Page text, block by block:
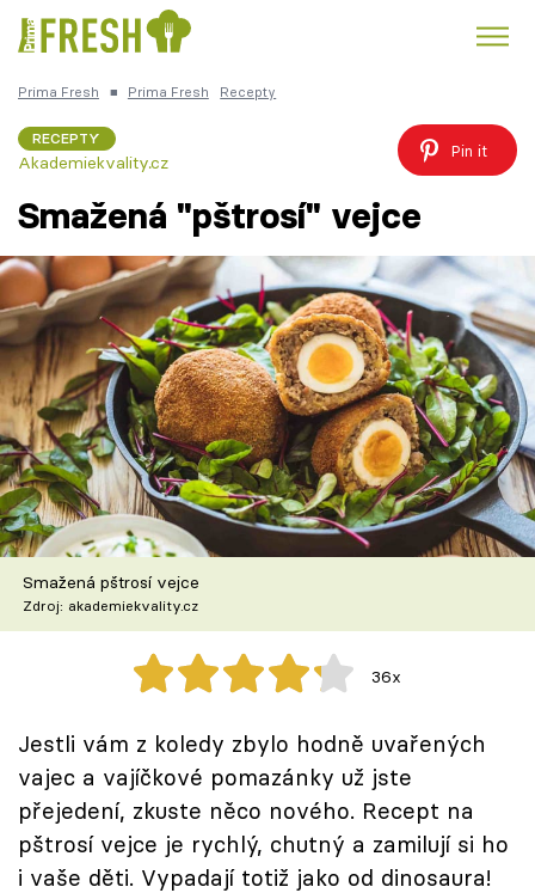
Česká kuchyně
Témata
Recepty
Články
TV Program
Škola vaření
Recepty z TV
Speciál: Cuketa
Těhotnej kuchař
Sledujte prima+
Přihlášení
Prima Fresh ■ Prima Fresh Recepty
RECEPTY
Akademiekvality.cz
Pin it
Smažená "pštrosí" vejce
Smažená pštrosí vejce
Zdroj: akademiekvality.cz
36x
Jestli vám z koledy zbylo hodně uvařených
vajec a vajíčkové pomazánky už jste
přejedení, zkuste něco nového. Recept na
pštrosí vejce je rychlý, chutný a zamilují si ho
i vaše děti. Vypadají totiž jako od dinosaura!